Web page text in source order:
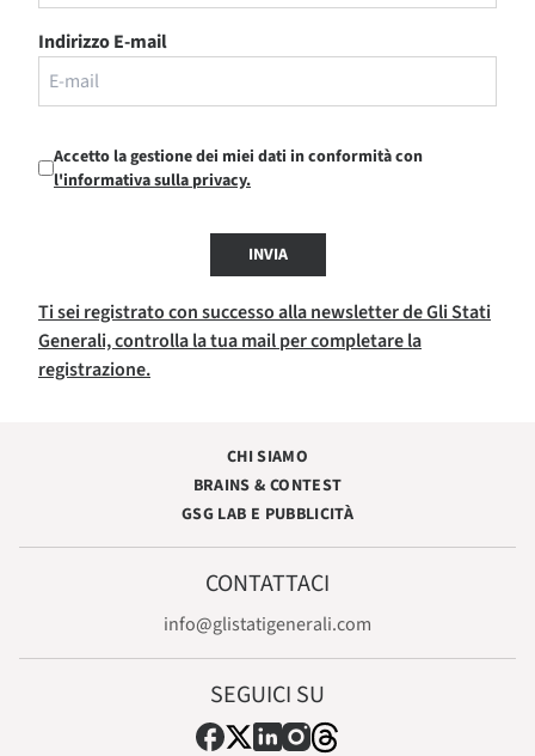
Indirizzo E-mail
Accetto la gestione dei miei dati in conformità con
l'informativa sulla privacy.
INVIA
Ti sei registrato con successo alla newsletter de Gli Stati
Generali, controlla la tua mail per completare la
registrazione.
CHI SIAMO
BRAINS & CONTEST
GSG LAB E PUBBLICITÀ
CONTATTACI
info@glistatigenerali.com
SEGUICI SU